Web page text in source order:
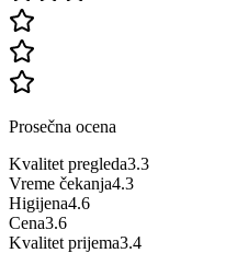
Prosečna ocena
Kvalitet pregleda3.3
Vreme čekanja4.3
Higijena4.6
Cena3.6
Kvalitet prijema3.4